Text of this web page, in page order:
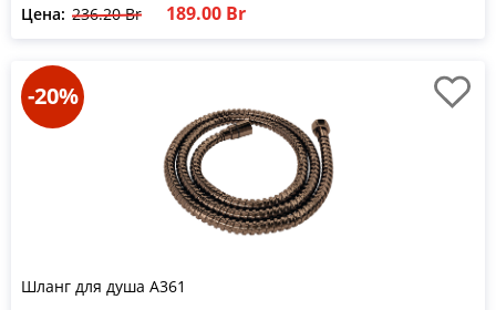
Цена: 236.20 Br 189.00 Br
-20%
Шланг для душа A361